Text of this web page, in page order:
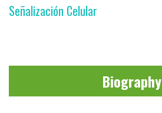
Señalización Celular
Biography